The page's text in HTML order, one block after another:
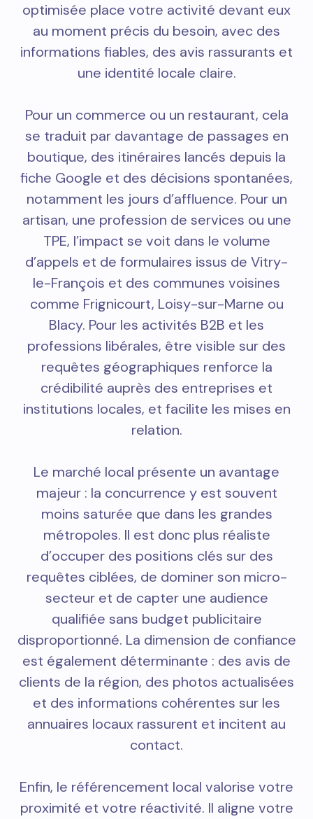
optimisée place votre activité devant eux
au moment précis du besoin, avec des
informations fiables, des avis rassurants et
une identité locale claire.
Pour un commerce ou un restaurant, cela
se traduit par davantage de passages en
boutique, des itinéraires lancés depuis la
fiche Google et des décisions spontanées,
notamment les jours d’affluence. Pour un
artisan, une profession de services ou une
TPE, l’impact se voit dans le volume
d’appels et de formulaires issus de Vitry-
le-François et des communes voisines
comme Frignicourt, Loisy-sur-Marne ou
Blacy. Pour les activités B2B et les
professions libérales, être visible sur des
requêtes géographiques renforce la
crédibilité auprès des entreprises et
institutions locales, et facilite les mises en
relation.
Le marché local présente un avantage
majeur : la concurrence y est souvent
moins saturée que dans les grandes
métropoles. Il est donc plus réaliste
d’occuper des positions clés sur des
requêtes ciblées, de dominer son micro-
secteur et de capter une audience
qualifiée sans budget publicitaire
disproportionné. La dimension de confiance
est également déterminante : des avis de
clients de la région, des photos actualisées
et des informations cohérentes sur les
annuaires locaux rassurent et incitent au
contact.
Enfin, le référencement local valorise votre
proximité et votre réactivité. Il aligne votre